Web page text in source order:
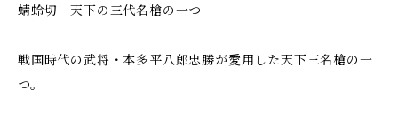
蜻蛉切 天下の三代名槍の一つ
戦国時代の武将・本多平八郎忠勝が愛用した天下三名槍の一
つ。